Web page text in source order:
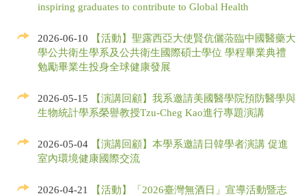
inspiring graduates to contribute to Global Health
2026-06-10
【活動】聖露西亞大使賢伉儷蒞臨中國醫藥大
學公共衛生學系及公共衛生國際碩士學位 學程畢業典禮
勉勵畢業生投身全球健康發展
2026-05-15
【演講回顧】我系邀請美國醫學院預防醫學與
生物統計學系榮譽教授Tzu-Cheg Kao進行專題演講
2026-05-04
【演講回顧】本學系邀請日韓學者演講 促進
室內環境健康國際交流
2026-04-21
【活動】「2026臺灣無酒日」宣導活動暨志